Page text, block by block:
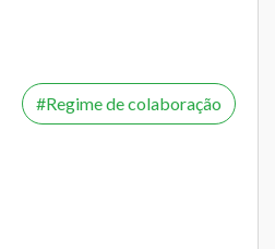
Regime de colaboração